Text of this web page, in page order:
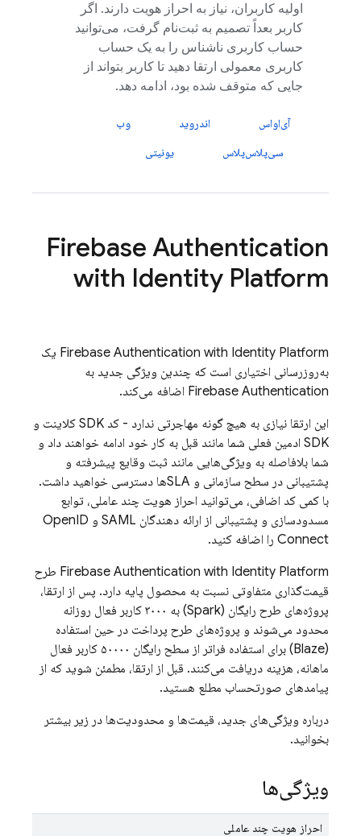
اولیه کاربران، نیاز به احراز هویت دارند. اگر
کاربر بعداً تصمیم به ثبت‌نام گرفت، می‌توانید
حساب کاربری ناشناس را به یک حساب
کاربری معمولی ارتقا دهید تا کاربر بتواند از
جایی که متوقف شده بود، ادامه دهد.
آی‌او‌اس اندروید
وب
سی‌پلاس‌پلاس
یونیتی
Firebase Authentication
with Identity Platform
Firebase Authentication with Identity Platform
یک
به‌روزرسانی اختیاری است که چندین ویژگی جدید به
Firebase Authenticationاضافه می‌کند.
این ارتقا نیازی به هیچ گونه مهاجرتی ندارد - کد SDK کلاینت و
SDK ادمین فعلی شما مانند قبل به کار خود ادامه خواهند داد و
شما بلافاصله به ویژگی‌هایی مانند ثبت وقایع پیشرفته و
پشتیبانی در سطح سازمانی و SLAها دسترسی خواهید داشت.
با کمی کد اضافی، می‌توانید احراز هویت چند عاملی، توابع
مسدودسازی و پشتیبانی از ارائه دهندگان SAML و OpenID
Connect را اضافه کنید.
Firebase Authentication with Identity Platform
طرح
قیمت‌گذاری متفاوتی نسبت به محصول پایه دارد. پس از ارتقا،
پروژه‌های طرح رایگان (Spark) به ۳۰۰۰ کاربر فعال روزانه
محدود می‌شوند و پروژه‌های طرح پرداخت در حین استفاده
(Blaze) برای استفاده فراتر از سطح رایگان ۵۰۰۰۰ کاربر فعال
ماهانه، هزینه دریافت می‌کنند. قبل از ارتقا، مطمئن شوید که از
پیامدهای صورتحساب مطلع هستید.
درباره ویژگی‌های جدید، قیمت‌ها و محدودیت‌ها در زیر بیشتر
بخوانید.
ویژگی‌ها
احراز هویت چند عاملی